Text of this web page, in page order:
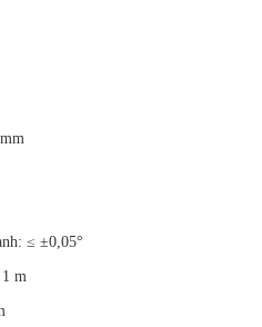
≤ ±0,05°
m